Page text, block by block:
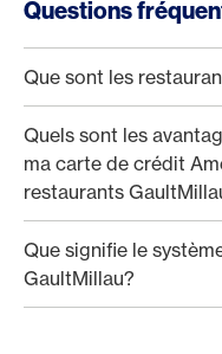
Questions
Que sont les
Quels sont les
ma carte de crédit
restaurants
Que signifie le
GaultMillau?